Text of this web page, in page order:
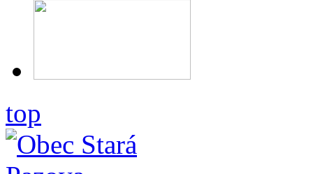
top